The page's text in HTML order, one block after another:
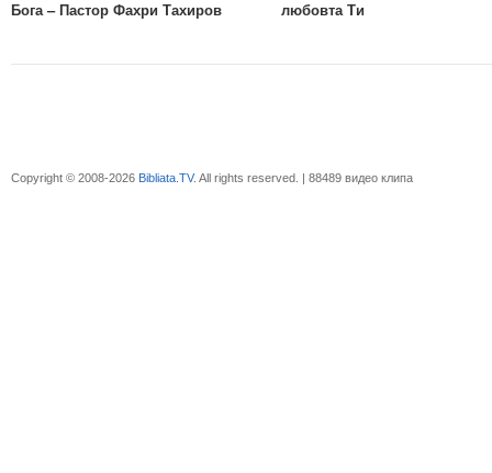
Бога – Пастор Фахри Тахиров любовта Ти
Copyright © 2008-2026 Bibliata.TV. All rights reserved. | 88489 видео клипа